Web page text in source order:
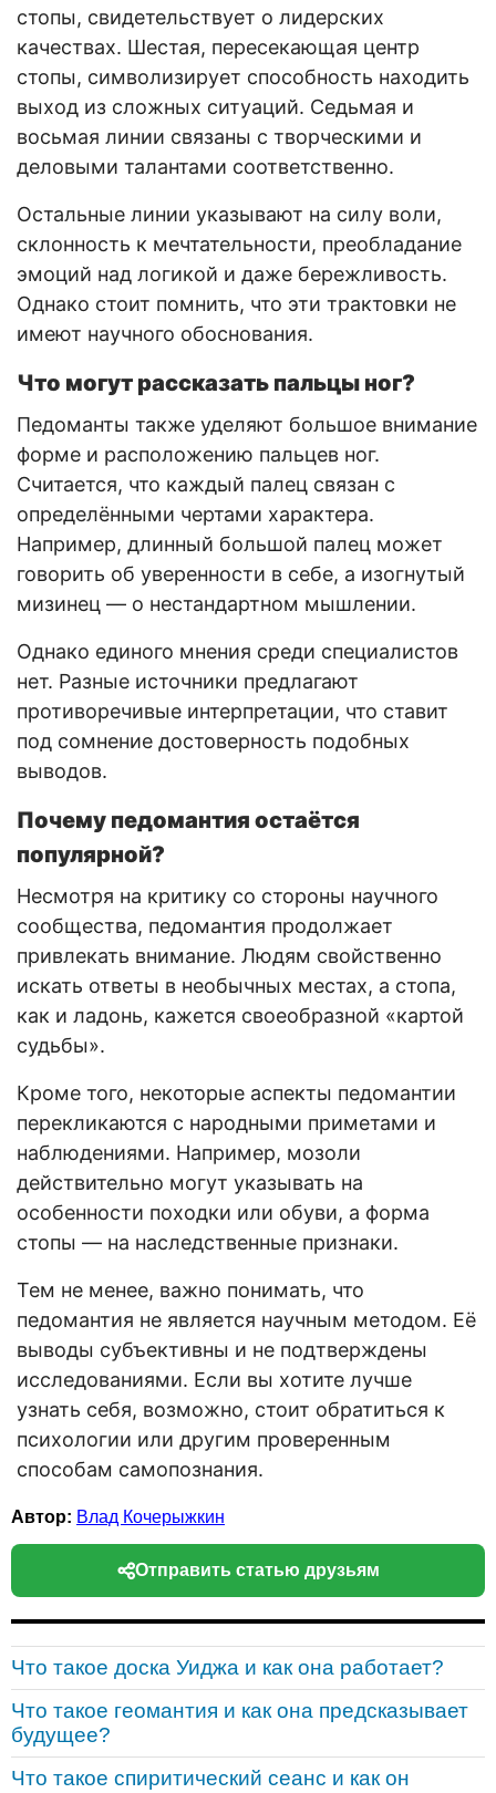
стопы, свидетельствует о лидерских
качествах. Шестая, пересекающая центр
стопы, символизирует способность находить
выход из сложных ситуаций. Седьмая и
восьмая линии связаны с творческими и
деловыми талантами соответственно.
Остальные линии указывают на силу воли,
склонность к мечтательности, преобладание
эмоций над логикой и даже бережливость.
Однако стоит помнить, что эти трактовки не
имеют научного обоснования.
Что могут рассказать пальцы ног?
Педоманты также уделяют большое внимание
форме и расположению пальцев ног.
Считается, что каждый палец связан с
определёнными чертами характера.
Например, длинный большой палец может
говорить об уверенности в себе, а изогнутый
мизинец — о нестандартном мышлении.
Однако единого мнения среди специалистов
нет. Разные источники предлагают
противоречивые интерпретации, что ставит
под сомнение достоверность подобных
выводов.
Почему педомантия остаётся
популярной?
Несмотря на критику со стороны научного
сообщества, педомантия продолжает
привлекать внимание. Людям свойственно
искать ответы в необычных местах, а стопа,
как и ладонь, кажется своеобразной «картой
судьбы».
Кроме того, некоторые аспекты педомантии
перекликаются с народными приметами и
наблюдениями. Например, мозоли
действительно могут указывать на
особенности походки или обуви, а форма
стопы — на наследственные признаки.
Тем не менее, важно понимать, что
педомантия не является научным методом. Её
выводы субъективны и не подтверждены
исследованиями. Если вы хотите лучше
узнать себя, возможно, стоит обратиться к
психологии или другим проверенным
способам самопознания.
Автор: Влад Кочерыжкин
Отправить статью друзьям
Что такое доска Уиджа и как она работает?
Что такое геомантия и как она предсказывает
будущее?
Что такое спиритический сеанс и как он